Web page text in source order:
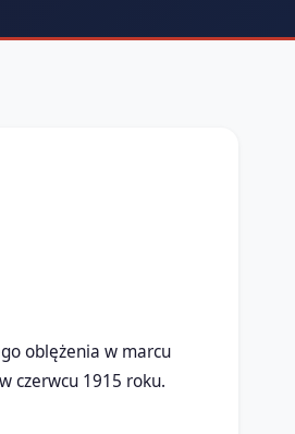
oblężenia w marcu
czerwcu 1915 roku.